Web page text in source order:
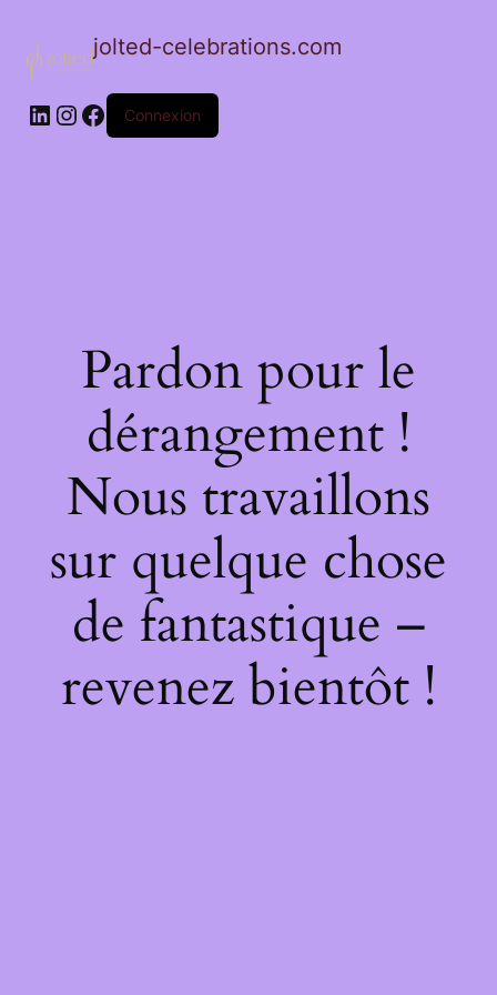
jolted-celebrations.com
LinkedIn
Instagram
Facebook
Connexion
Pardon pour le
dérangement !
Nous travaillons
sur quelque chose
de fantastique –
revenez bientôt !